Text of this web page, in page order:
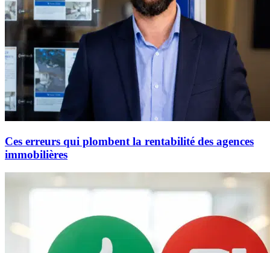
Ces erreurs qui plombent la rentabilité des agences
immobilières